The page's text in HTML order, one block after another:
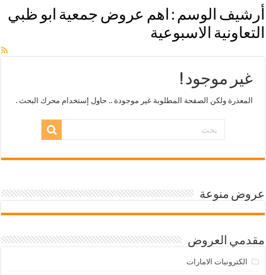
أرشيف الوسم : اهم عروض جمعية ابو ظبي
التعاونية الاسبوعية
غير موجود !
المعذرة ولكن الصفحة المطلوبة غير موجودة .. حاول إستخدام محرك البحث .
عروض منوعة
مقدمي العروض
الكترونيات الامارات